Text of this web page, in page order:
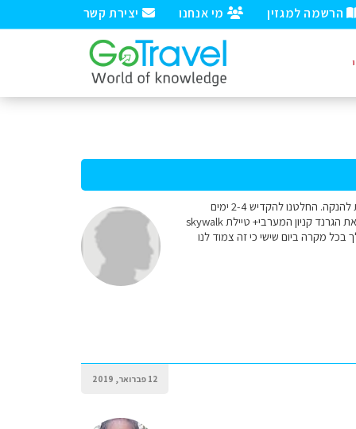
יצירת קשר מי אנחנו הרשמה למגזין
למומחים שלום, אנחנו נהיה בתחילת אפריל בוגאס אנחנו 6 מבוגרים+תינוק בן 6 חצי שנה ונאלצים לעצור קצת להנקה. החלטנו להקדיש 2-4 ימים
לטבע מסביב לוגאס בגלל שאנחנו שומרי כשרות מעדיפים לישון בוגאס ולצאת לטיולי כוכב. האם כדאי לפצל את הגרנד קניון המערבי+ טיילת skywalk
נלך בכל מקרה ביום שישי כי זה צמוד לנו
12 פברואר, 2019